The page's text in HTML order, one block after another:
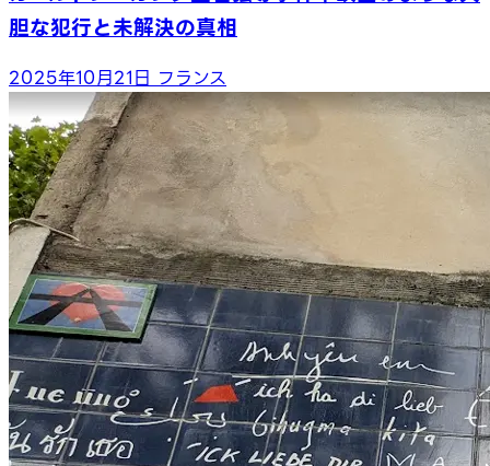
胆な犯行と未解決の真相
2025年10月21日 フランス